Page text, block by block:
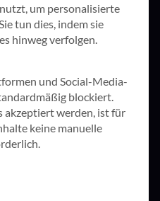
sich aus der aktuellen
Hürden dar, die
komplexen
eine
schaffen und die gesteckten
Ergebnis einer engen
sowie der präzisen
in das
um personalisierte
tun dies, indem sie
hinweg verfolgen.
und Social-Media-
blockiert.
akzeptiert werden, ist für
keine manuelle